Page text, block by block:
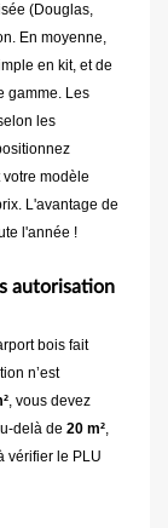
(Douglas,
En moyenne,
en kit, et de
gamme. Les
les
modèle
L'avantage de
l'année !
autorisation
bois fait
n’est
, vous devez
delà de 20 m²,
vérifier le PLU